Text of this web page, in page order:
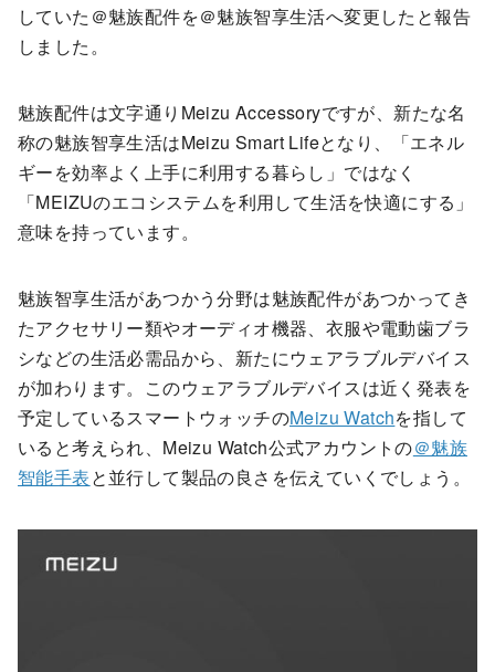
していた＠魅族配件を＠魅族智享生活へ変更したと報告
しました。
魅族配件は文字通りMeizu Accessoryですが、新たな名
称の魅族智享生活はMeizu Smart Lifeとなり、「エネル
ギーを効率よく上手に利用する暮らし」ではなく
「MEIZUのエコシステムを利用して生活を快適にする」
意味を持っています。
魅族智享生活があつかう分野は魅族配件があつかってき
たアクセサリー類やオーディオ機器、衣服や電動歯ブラ
シなどの生活必需品から、新たにウェアラブルデバイス
が加わります。このウェアラブルデバイスは近く発表を
予定しているスマートウォッチのMeizu Watchを指して
いると考えられ、Meizu Watch公式アカウントの＠魅族
智能手表と並行して製品の良さを伝えていくでしょう。